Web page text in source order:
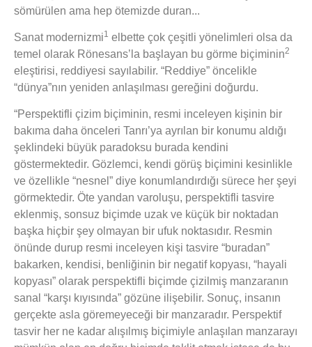
sömürülen ama hep ötemizde duran...
Sanat modernizmi1 elbette çok çeşitli yönelimleri olsa da
temel olarak Rönesans’la başlayan bu görme biçiminin2
eleştirisi, reddiyesi sayılabilir. “Reddiye” öncelikle
“dünya”nın yeniden anlaşılması gereğini doğurdu.
“Perspektifli çizim biçiminin, resmi inceleyen kişinin bir
bakıma daha önceleri Tanrı’ya ayrılan bir konumu aldığı
şeklindeki büyük paradoksu burada kendini
göstermektedir. Gözlemci, kendi görüş biçimini kesinlikle
ve özellikle “nesnel” diye konumlandırdığı sürece her şeyi
görmektedir. Öte yandan varoluşu, perspektifli tasvire
eklenmiş, sonsuz biçimde uzak ve küçük bir noktadan
başka hiçbir şey olmayan bir ufuk noktasıdır. Resmin
önünde durup resmi inceleyen kişi tasvire “buradan”
bakarken, kendisi, benliğinin bir negatif kopyası, “hayali
kopyası” olarak perspektifli biçimde çizilmiş manzaranın
sanal “karşı kıyısında” gözüne ilişebilir. Sonuç, insanın
gerçekte asla göremeyeceği bir manzaradır. Perspektif
tasvir her ne kadar alışılmış biçimiyle anlaşılan manzarayı